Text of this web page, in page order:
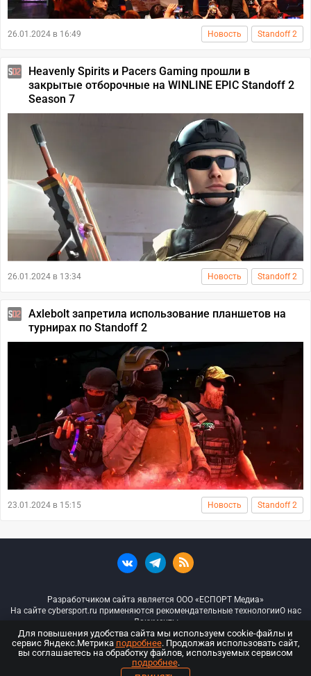
26.01.2024 в 16:49 Новость Standoff 2
Heavenly Spirits и Pacers Gaming прошли в
закрытые отборочные на WINLINE EPIC Standoff 2
Season 7
26.01.2024 в 13:34 Новость Standoff 2
Axlebolt запретила использование планшетов на
турнирах по Standoff 2
23.01.2024 в 15:15 Новость Standoff 2
Разработчиком сайта является ООО «ЕСПОРТ Медиа»
На сайте cybersport.ru применяются рекомендательные технологииО нас
Документы
© ООО «Киберспорт.ру» — Все права защищены
18+
Для повышения удобства сайта мы используем cookie-файлы и
сервис Яндекс.Метрика подробнее. Продолжая использовать сайт,
вы соглашаетесь на обработку файлов, используемых сервисом
подробнее.